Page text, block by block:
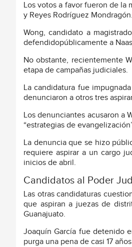
Los votos a favor fueron de la
y Reyes Rodríguez Mondragón.
Wong, candidato a
defendidopúblicamente a
No obstante, recientemente
etapa de campañas judiciales.
La candidatura fue
denunciaron a otros tres
Los denunciantes acusaron a
“estrategias de
La denuncia que se hizo
requiere aspirar a un cargo
inicios de abril.
Candidatos al Poder
Las otras candidaturas
que aspiran a juezas de
Guanajuato.
Joaquín García fue detenido
purga una pena de casi 17